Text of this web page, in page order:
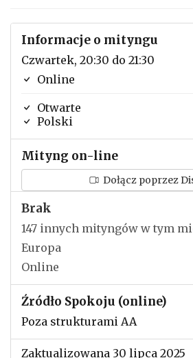
Informacje o mityngu
Czwartek, 20:30 do 21:30
Online
Otwarte
Polski
Mityng on-line
Dołącz poprzez
Brak
147 innych mityngów w tym
Europa
Online
Źródło Spokoju (online)
Poza strukturami AA
Zaktualizowana 30 lipca 2025